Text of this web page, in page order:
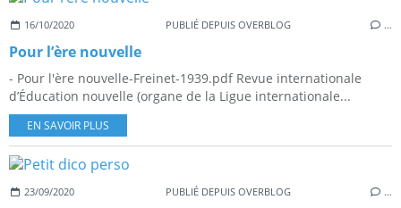
16/10/2020 PUBLIÉ DEPUIS OVERBLOG …
Pour l’ère nouvelle
- Pour l'ère nouvelle-Freinet-1939.pdf Revue internationale
d’Éducation nouvelle (organe de la Ligue internationale...
EN SAVOIR PLUS
23/09/2020 PUBLIÉ DEPUIS OVERBLOG …